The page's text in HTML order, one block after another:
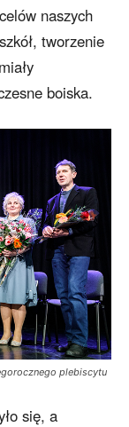
naszych
tworzenie
boiska.
plebiscytu
się, a